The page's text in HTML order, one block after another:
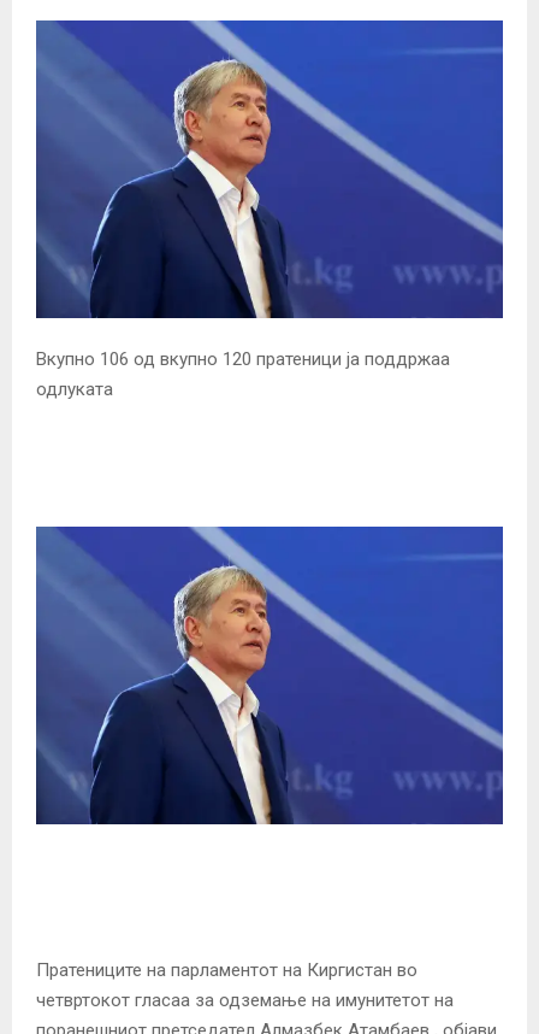
Вкупно 106 од вкупно 120 пратеници ја поддржаа
одлуката
Пратениците на парламентот на Киргистан во
четвртокот гласаа за одземање на имунитетот на